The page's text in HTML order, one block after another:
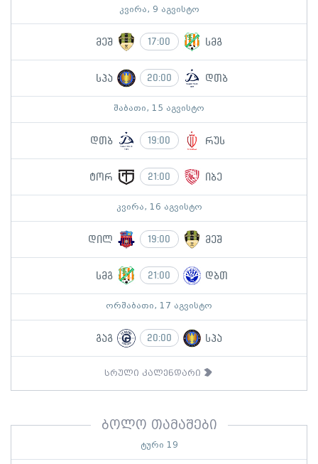
კვირა, 9 აგვისტო
მეშ 17:00 სმგ
სპა 20:00 დთბ
შაბათი, 15 აგვისტო
დთბ 19:00 რუს
ტორ 21:00 იბე
კვირა, 16 აგვისტო
დილ 19:00 მეშ
სმგ 21:00 დბთ
ორშაბათი, 17 აგვისტო
გაგ 20:00 სპა
სრული კალენდარი
ბოლო თამაშები
ტური 19